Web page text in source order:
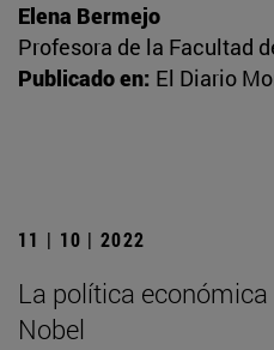
Elena Bermejo
Profesora de la Facultad
Publicado en: El Diario
11 | 10 | 2022
La política
Nobel